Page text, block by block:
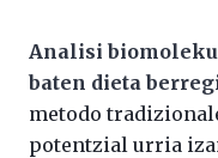
Analisi
baten dieta
metodo
potentzial urria